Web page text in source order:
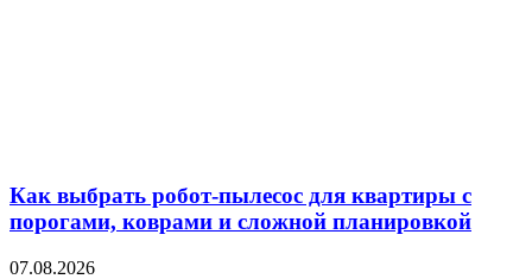
Как выбрать робот-пылесос для квартиры с
порогами, коврами и сложной планировкой
07.08.2026